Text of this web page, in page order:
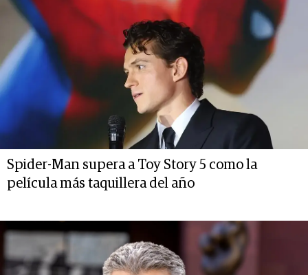
Spider-Man supera a Toy Story 5 como la
película más taquillera del año